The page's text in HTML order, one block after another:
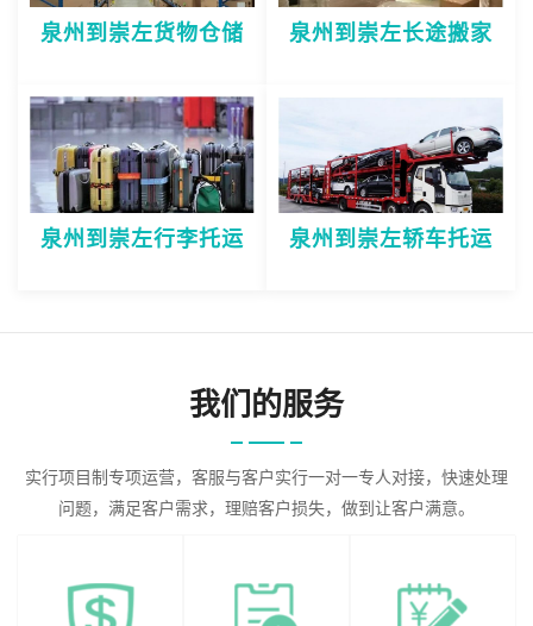
泉州到崇左货物仓储 泉州到崇左长途搬家
泉州到崇左行李托运 泉州到崇左轿车托运
我们的服务
实行项目制专项运营，客服与客户实行一对一专人对接，快速处理
问题，满足客户需求，理赔客户损失，做到让客户满意。